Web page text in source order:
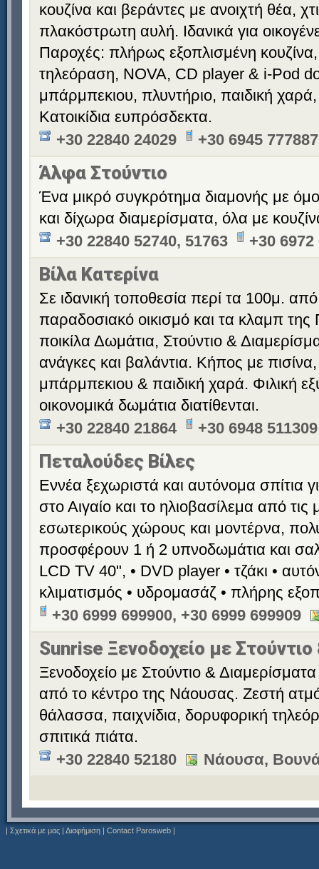
κουζίνα και βεράντες με ανοιχτή θέα,
πλακόστρωτη αυλή. Ιδανικά για
Παροχές: πλήρως εξοπλισμένη
τηλεόραση, NOVA, CD player & i-Pod
μπάρμπεκιου, πλυντήριο, παιδική
Κατοικίδια ευπρόσδεκτα.
+30 22840 24029
+30 6945 777887
Άλφα Στούντιο
Ένα μικρό συγκρότημα διαμονής με
και δίχωρα διαμερίσματα, όλα με
+30 22840 52740, 51763
+30 6972
Βίλα Κατερίνα
Σε ιδανική τοποθεσία περί τα 100μ.
παραδοσιακό οικισμό και τα κλαμπ της
ποικίλα Δωμάτια, Στούντιο &
ανάγκες και βαλάντια. Κήπος με
μπάρμπεκιου & παιδική χαρά. Φιλική
οικονομικά δωμάτια διατίθενται.
+30 22840 21864
+30 6948 511309
Πεταλούδες Βίλες
Εννέα ξεχωριστά και αυτόνομα σπίτια
στο Αιγαίο και το ηλιοβασίλεμα από
εσωτερικούς χώρους και μοντέρνα,
προσφέρουν 1 ή 2 υπνοδωμάτια και
LCD TV 40", • DVD player • τζάκι •
κλιματισμός • υδρομασάζ • πλήρης
+30 6999 699900, +30 6999 699909
Sunrise Ξενοδοχείο με
Ξενοδοχείο με Στούντιο &
από το κέντρο της Νάουσας. Ζεστή
θάλασσα, παιχνίδια, δορυφορική
σπιτικά πιάτα.
+30 22840 52180
Νάουσα,
| Σχετικά με μας | Διαφήμιση | Contact Parosweb |